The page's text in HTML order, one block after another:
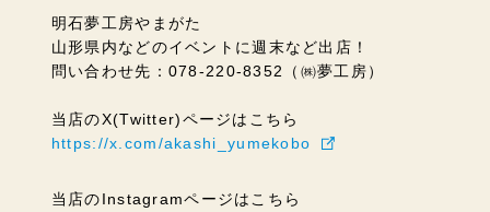
明石夢工房やまがた
山形県内などのイベントに週末など出店！
問い合わせ先：078-220-8352（㈱夢工房）
当店のX(Twitter)ページはこちら
https://x.com/akashi_yumekobo
当店のInstagramページはこちら